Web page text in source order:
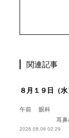
関連記事
８月１９日（水
午前 眼
耳鼻
2026.08.06 02:29